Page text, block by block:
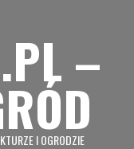
–
I OGRODZIE